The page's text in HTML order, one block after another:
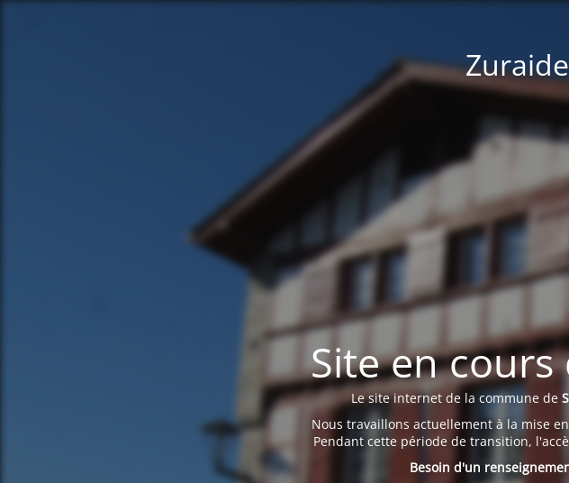
Site en
Le site internet de la commune de
Nous travaillons actuellement à la mise
Pendant cette période de transition,
Besoin d'un